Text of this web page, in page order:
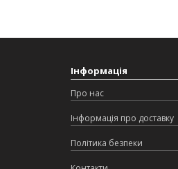
Інформація
Про нас
Інформація про доставку
Політика безпеки